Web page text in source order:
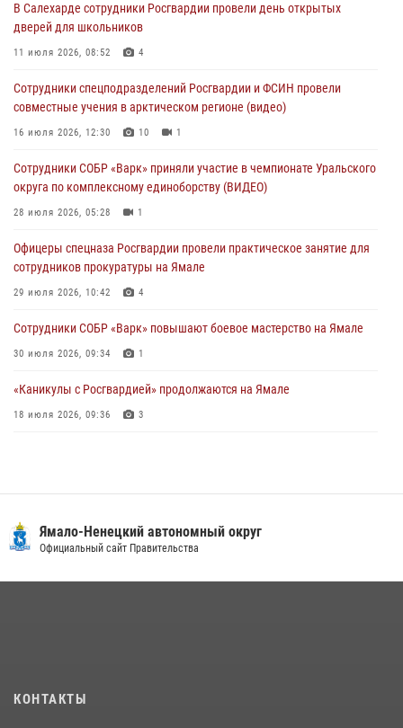
06 августа 2026, 12:14 3
На Ямале подведены итоги деятельности лицензионно-
05 августа 2026, 11:50
Росгвардия обеспечила общественный порядок в период
03 августа 2026, 07:21 2
Генерал-полковник Юрий Аверин выступил на Всероссийском
03 августа 2026, 06:54 2
Директор Росгвардии Герой России генерал армии Виктор Золотов
праздником
01 августа 2026, 11:28
В Салехарде сотрудники Росгвардии провели день открытых
дверей для школьников
11 июля 2026, 08:52 4
Сотрудники спецподразделений Росгвардии и ФСИН провели
совместные учения в арктическом регионе (видео)
16 июля 2026, 12:30 10 1
Сотрудники СОБР «Варк» приняли участие в чемпионате Уральского
округа по комплексному единоборству (ВИДЕО)
28 июля 2026, 05:28 1
Офицеры спецназа Росгвардии провели практическое занятие для
сотрудников прокуратуры на Ямале
29 июля 2026, 10:42 4
Сотрудники СОБР «Варк» повышают боевое мастерство на Ямале
30 июля 2026, 09:34 1
«Каникулы с Росгвардией» продолжаются на Ямале
18 июля 2026, 09:36 3
15 июля 2026, 11:18 1
На Ямале подведены итоги работы вневедомственной охраны
Росгвардии за первое полугодие 2026 года
«Росгвардия. Вехи истории»: борьба войск правопорядка против
Ямало-Ненецкий автономный округ
Официальный сайт Правительства
КОНТАКТЫ